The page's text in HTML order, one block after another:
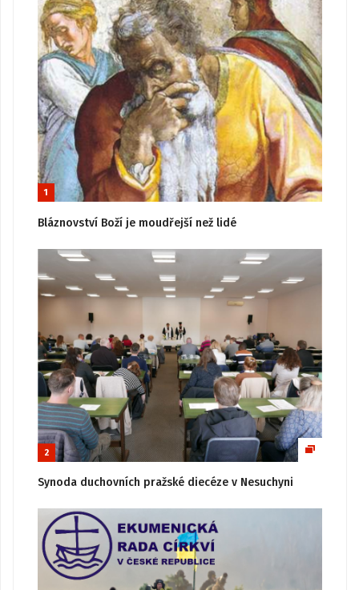
1
Bláznovství Boží je moudřejší než lidé
2
Synoda duchovních pražské diecéze v Nesuchyni